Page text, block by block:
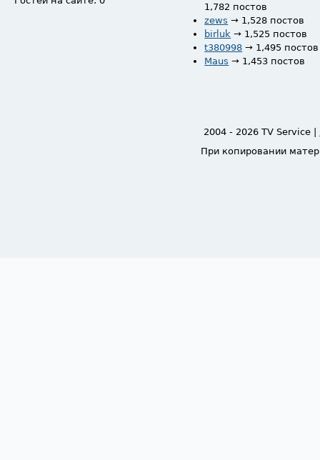
1,782 постов
zews → 1,528 постов
birluk → 1,525 постов
t380998 → 1,495 постов
Maus → 1,453 постов
2004 - 2026 TV Service |
При копировании